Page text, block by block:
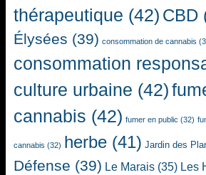
thérapeutique (42) CBD
Élysées (39) consommation de cannabis
consommation
culture urbaine (42)
cannabis (42) fumer en public (32)
cannabis (32) herbe (41) Jardin des
Défense (39) Le Marais (35) Les